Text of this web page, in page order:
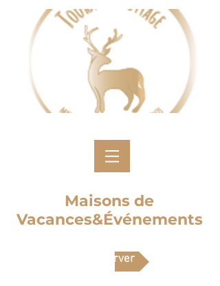
Maisons de
Vacances&Événements
Réserver